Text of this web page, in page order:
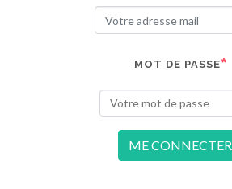
MOT DE PASSE
ME CONNECTER